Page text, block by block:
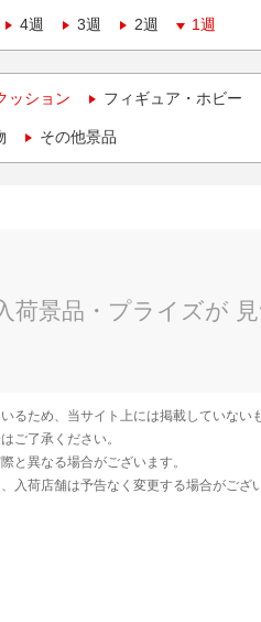
4週 3週 2週 1週
ッション フィギュア・ホビー
その他景品